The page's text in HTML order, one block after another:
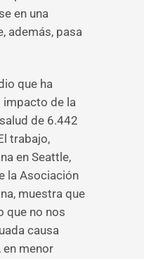
en una
además, pasa
que ha
impacto de la
de 6.442
trabajo,
en Seattle,
la Asociación
muestra que
que no nos
causa
en menor